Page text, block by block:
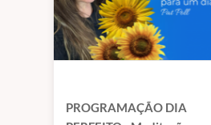
PROGRAMAÇÃO DIA